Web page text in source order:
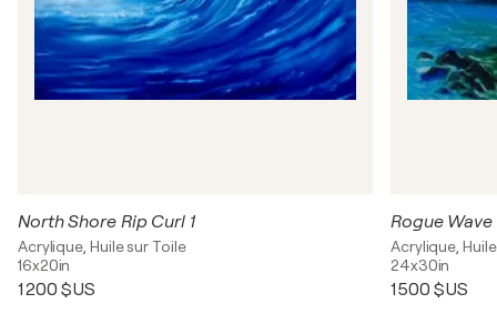
North Shore Rip Curl 1
Acrylique, Huile sur Toile
16x20in
1 200 $US
Rogue Wave
Acrylique,
24x30in
1 500 $US